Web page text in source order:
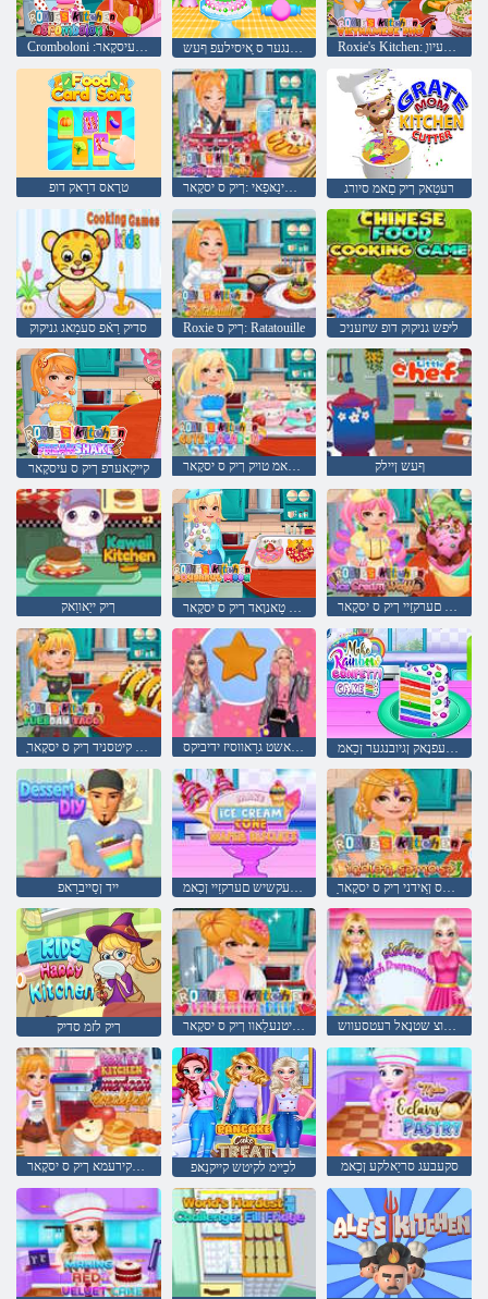
Cromboloni :ךיק ס עיסקָאר לקיטש ןגיובנגער ס ַאיסילעפ ףעש Roxie's Kitchen: ָאפ שיזעמַאנטעיוו
טרָאס דרַאק דופ ירעק שינַאּפַאי :ךיק ס יסקָאר רעטַאק ךיק םַאמ סיורג
סדיק רַאֿפ סעמַאג גניקוק Roxie ךיק ס: Ratatouille ליּפש גניקוק דופ שיזעניכ
קייקַאערפ ךיק ס עיסקָאר ןָארַאקַאמ טויק ךיק ס יסקָאר ףעש ןיילק
ךיק ייַאווַאק גנומיטש טַאנוָאד ךיק ס יסקָאר עילפַאוו םערקזַיי ךיק ס יסקָאר
שזדנַאלַאשט גרַאווסיז ידיביקס לקיטש יטעפנָאק ןגיובנגער ןכַאמ
ייד ןסַייברַאפ
ךיק לזמ סדיק גָאט עניטנעלַאוו ךיק ס יסקָאר גנוטיירגוצ שטנָאל רעטסעווש
קיטשירפ רענאקירעמא ךיק ס יסקָאר לכַיימ לקיטש קייקנַאּפ סקעבעג סריַאלקע ןכַאמ